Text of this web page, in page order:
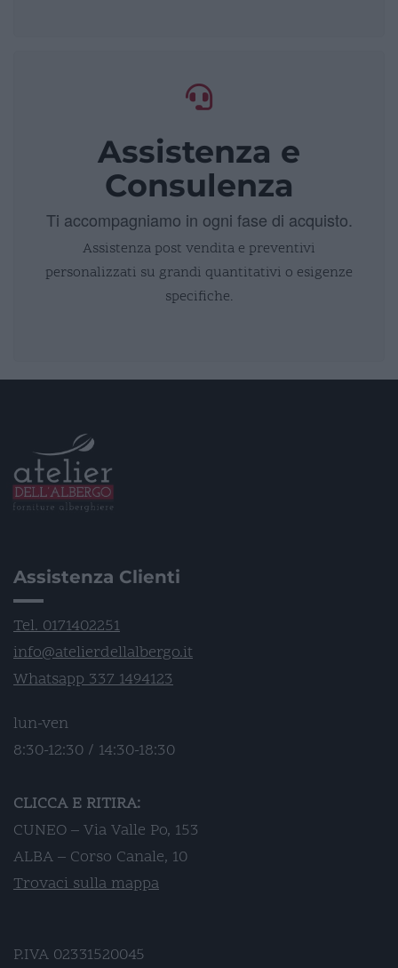
Assistenza e
Consulenza
Ti accompagniamo in ogni fase di acquisto.
Assistenza post vendita e preventivi
personalizzati su grandi quantitativi o esigenze
specifiche.
Assistenza Clienti
Tel. 0171402251
info@atelierdellalbergo.it
Whatsapp 337 1494123
lun-ven
8:30-12:30 / 14:30-18:30
CLICCA E RITIRA:
CUNEO – Via Valle Po, 153
ALBA – Corso Canale, 10
Trovaci sulla mappa
P.IVA 02331520045